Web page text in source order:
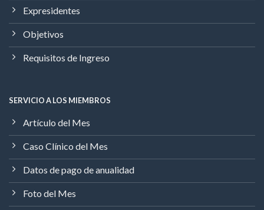
Expresidentes
Objetivos
Requisitos de Ingreso
SERVICIO A LOS MIEMBROS
Artículo del Mes
Caso Clínico del Mes
Datos de pago de anualidad
Foto del Mes